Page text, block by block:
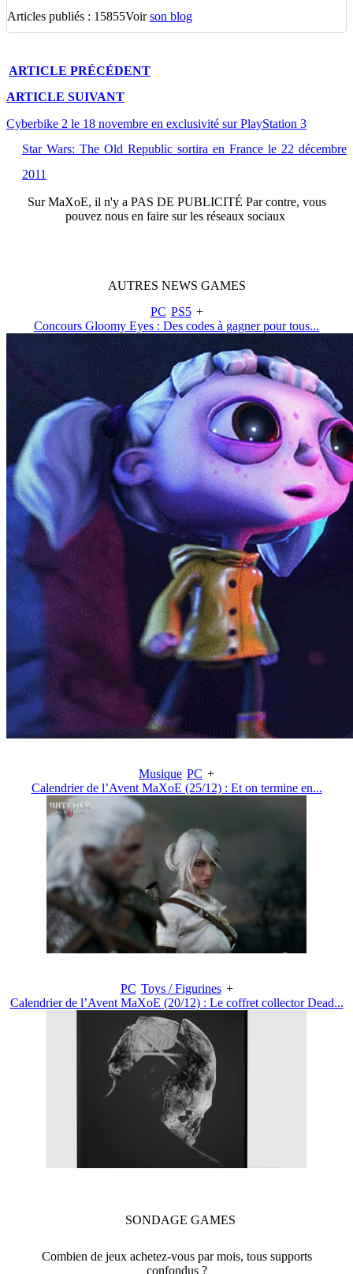
Articles publiés : 15855Voirson blog
ARTICLE PRÉCÉDENT
ARTICLE SUIVANT
Cyberbike 2 le 18 novembre en exclusivité sur PlayStation 3
Star Wars: The Old Republic sortira en France le 22 décembre
2011
SurMaXoE, il n'y a PAS DE PUBLICITÉ Par contre, vous
pouvez nous en faire sur les réseaux sociaux
AUTRES NEWS GAMES
PC PS5 +
Concours Gloomy Eyes : Des codes à gagner pour tous...
Musique PC +
Calendrier de l’Avent MaXoE (25/12) : Et on termine en...
PC Toys / Figurines +
Calendrier de l’Avent MaXoE (20/12) : Le coffret collector Dead...
SONDAGE GAMES
Combien de jeux achetez-vous par mois, tous supports
confondus ?